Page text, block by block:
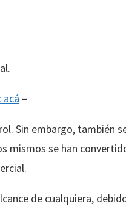
–
Sin embargo, también
mismos se han
de cualquiera,